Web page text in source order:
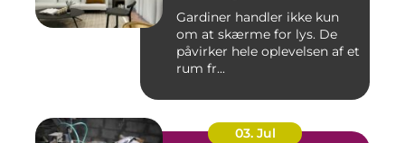
Gardiner handler ikke kun
om at skærme for lys. De
påvirker hele oplevelsen af et
rum fr...
03. Jul